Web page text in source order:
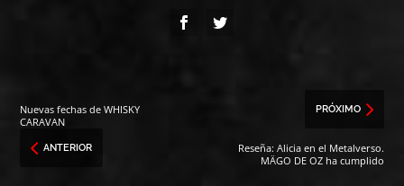
Nuevas fechas de WHISKY
CARAVAN
ANTERIOR
PRÓXIMO
Reseña: Alicia en el Metalverso.
MÄGO DE OZ ha cumplido